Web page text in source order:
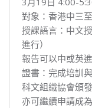
對象：香港中三
授課語言：中文
進行）
報告可以中或英
證書：完成培訓
科文組織協會頒
亦可繼續申請成